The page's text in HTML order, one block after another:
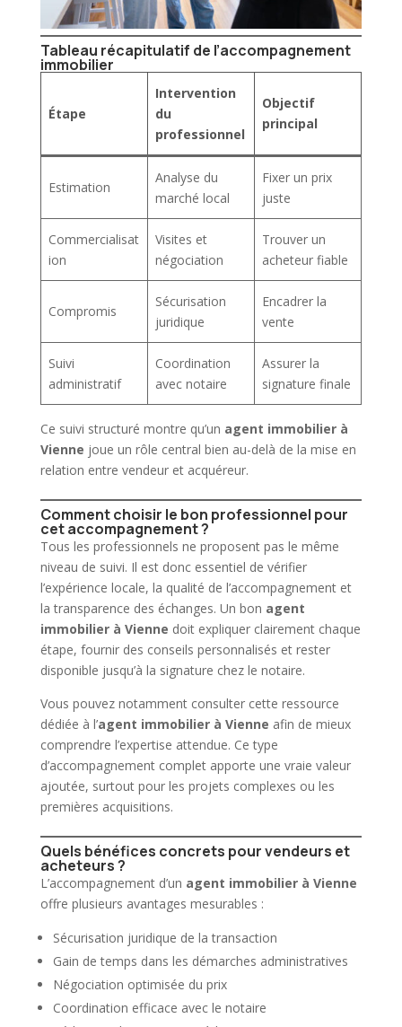
Tableau récapitulatif de l’accompagnement
immobilier
Étape
Intervention
du
professionnel
Objectif
principal
Estimation
Analyse du
marché local
Fixer un prix
juste
Commercialisat
ion
Visites et
négociation
Trouver un
acheteur fiable
Compromis
Sécurisation
juridique
Encadrer la
vente
Suivi
administratif
Coordination
avec notaire
Assurer la
signature finale
Ce suivi structuré montre qu’un agent immobilier à
Vienne joue un rôle central bien au-delà de la mise en
relation entre vendeur et acquéreur.
Comment choisir le bon professionnel pour
cet accompagnement ?
Tous les professionnels ne proposent pas le même
niveau de suivi. Il est donc essentiel de vérifier
l’expérience locale, la qualité de l’accompagnement et
la transparence des échanges. Un bon agent
immobilier à Vienne doit expliquer clairement chaque
étape, fournir des conseils personnalisés et rester
disponible jusqu’à la signature chez le notaire.
Vous pouvez notamment consulter cette ressource
dédiée à l’agent immobilier à Vienne afin de mieux
comprendre l’expertise attendue. Ce type
d’accompagnement complet apporte une vraie valeur
ajoutée, surtout pour les projets complexes ou les
premières acquisitions.
Quels bénéfices concrets pour vendeurs et
acheteurs ?
L’accompagnement d’un agent immobilier à Vienne
offre plusieurs avantages mesurables :
Sécurisation juridique de la transaction
Gain de temps dans les démarches administratives
Négociation optimisée du prix
Coordination efficace avec le notaire